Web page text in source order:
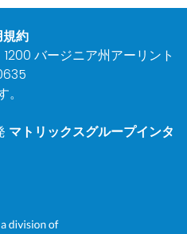
約
バージニア州アーリント
マトリックスグループインタ